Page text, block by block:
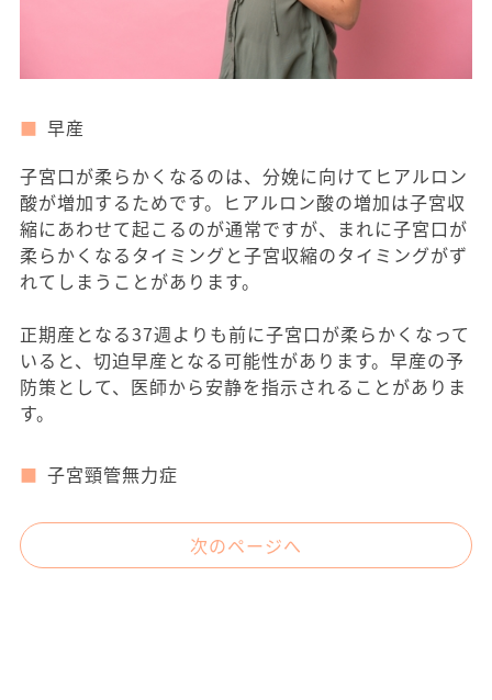
早産
子宮口が柔らかくなるのは、分娩に向けてヒアルロン
酸が増加するためです。ヒアルロン酸の増加は子宮収
縮にあわせて起こるのが通常ですが、まれに子宮口が
柔らかくなるタイミングと子宮収縮のタイミングがず
れてしまうことがあります。
正期産となる37週よりも前に子宮口が柔らかくなって
いると、切迫早産となる可能性があります。早産の予
防策として、医師から安静を指示されることがありま
す。
子宮頸管無力症
次のページへ